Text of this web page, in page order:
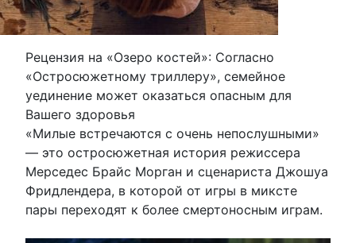
Рецензия на «Озеро костей»: Согласно
«Остросюжетному триллеру», семейное
уединение может оказаться опасным для
Вашего здоровья
«Милые встречаются с очень непослушными»
— это остросюжетная история режиссера
Мерседес Брайс Морган и сценариста Джошуа
Фридлендера, в которой от игры в миксте
пары переходят к более смертоносным играм.